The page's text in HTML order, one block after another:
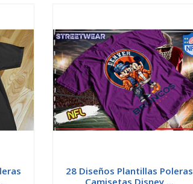
28 Diseños Plantillas Poleras
Camisetas Disney ...